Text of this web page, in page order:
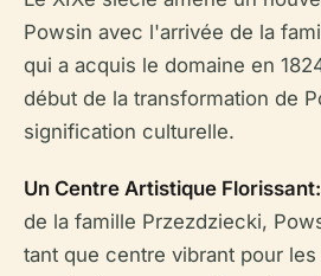
Powsin avec l'arrivée de la
qui a acquis le domaine en
début de la transformation de
signification culturelle.
Un Centre Artistique Florissant:
de la famille Przezdziecki,
tant que centre vibrant pour